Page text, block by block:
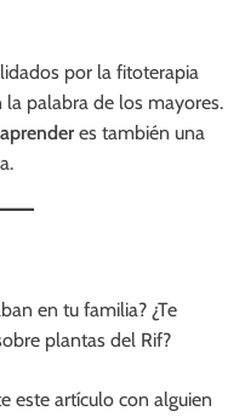
por la fitoterapia
palabra de los mayores.
es también una
en tu familia? ¿Te
plantas del Rif?
este artículo con alguien